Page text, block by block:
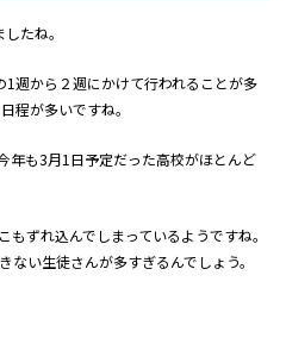
たね。
週から２週にかけて行われることが多
程が多いですね。
年も3月1日予定だった高校がほとんど
ずれ込んでしまっているようですね。
い生徒さんが多すぎるんでしょう。